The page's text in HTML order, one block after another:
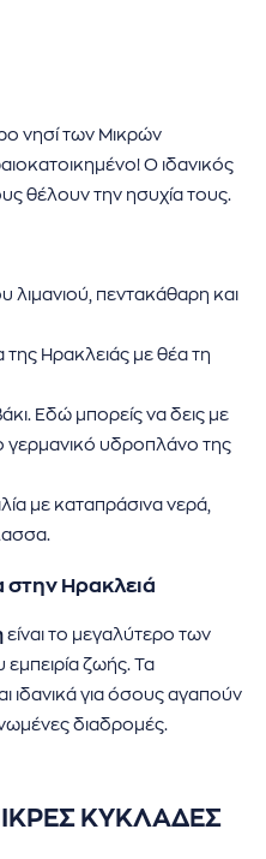
νησί των Μικρών
Ο ιδανικός
θέλουν την ησυχία τους.
λιμανιού, πεντακάθαρη και
Ηρακλειάς με θέα τη
Εδώ μπορείς να δεις με
γερμανικό υδροπλάνο της
με καταπράσινα νερά,
στην Ηρακλειά
είναι το μεγαλύτερο των
ζωής. Τα
ιδανικά για όσους αγαπούν
διαδρομές.
ΚΥΚΛΑΔΕΣ